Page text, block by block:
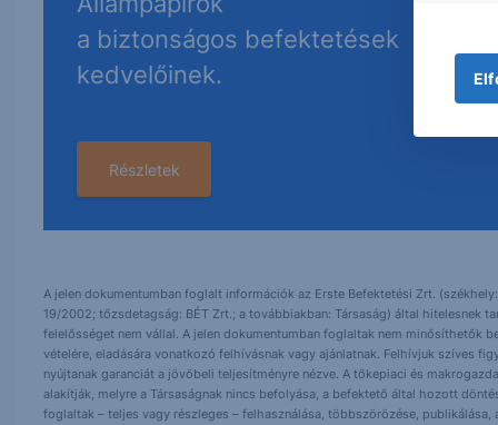
a biztonságos befektetések
kedvelőinek.
Részletek
A jelen dokumentumban foglalt információk az Erste Befektetési Zrt.
19/2002; tőzsdetagság: BÉT Zrt.; a továbbiakban: Társaság) által hitelesnek
felelősséget nem vállal. A jelen dokumentumban foglaltak nem minősíthetők
vételére, eladására vonatkozó felhívásnak vagy ajánlatnak. Felhívjuk szíves
nyújtanak garanciát a jövőbeli teljesítményre nézve. A tőkepiaci és
alakítják, melyre a Társaságnak nincs befolyása, a befektető által hozott
foglaltak – teljes vagy részleges – felhasználása, többszörözése,